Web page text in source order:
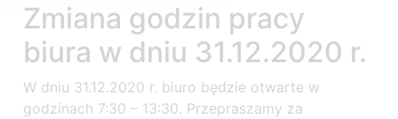
Zmiana godzin pracy
biura w dniu 31.12.2020 r.
W dniu 31.12.2020 r. biuro będzie otwarte w
godzinach 7:30 – 13:30. Przepraszamy za